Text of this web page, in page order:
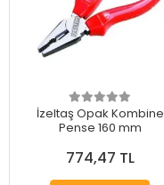
İzeltaş Opak Kombine
Pense 160 mm
774,47 TL